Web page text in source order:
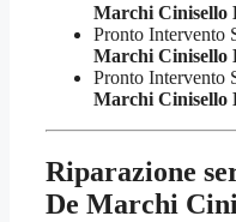
Marchi Cinisello
Pronto Intervento
Marchi Cinisello
Pronto Intervento
Marchi Cinisello
Riparazione
De Marchi